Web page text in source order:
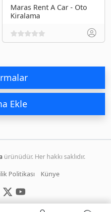
Maras Rent A Car - Oto
Kiralama
Ekle
ürünüdür. Her hakkı saklıdır.
Politikası Künye